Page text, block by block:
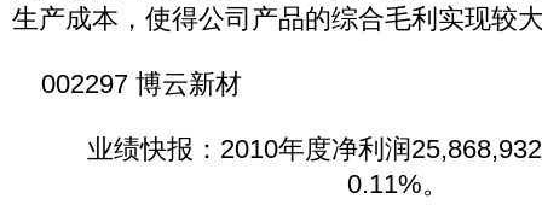
生产成本，使得公司产品的综合毛利实现较
002297 博云新材
业绩快报：2010年度净利润
0.11%。